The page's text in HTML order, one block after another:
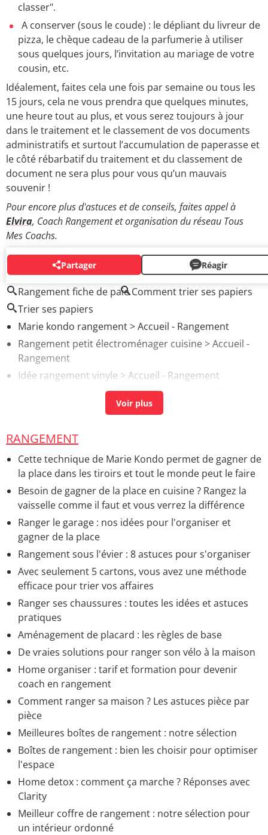
classer".
A conserver (sous le coude) : le dépliant du livreur de
pizza, le chèque cadeau de la parfumerie à utiliser
sous quelques jours, l’invitation au mariage de votre
cousin, etc.
Idéalement, faites cela une fois par semaine ou tous les
15 jours, cela ne vous prendra que quelques minutes,
une heure tout au plus, et vous serez toujours à jour
dans le traitement et le classement de vos documents
administratifs et surtout l’accumulation de paperasse et
le côté rébarbatif du traitement et du classement de
document ne sera plus pour vous qu’un mauvais
souvenir !
Pour encore plus d'astuces et de conseils, faites appel à
Elvira, Coach Rangement et organisation du réseau Tous
Mes Coachs.
Partager Réagir
AUTOUR DU MÊME SUJET
Rangement fiche de paie Comment trier ses papiers
Trier ses papiers
Marie kondo rangement> Accueil - Rangement
Rangement petit électroménager cuisine> Accueil -
Rangement
Idée rangement vinyle > Accueil - Rangement
Renover une cuisine en chène>
Optimisation rangement> Accueil - Astuces
RANGEMENT
Cette technique de Marie Kondo permet de gagner de
la place dans les tiroirs et tout le monde peut le faire
Besoin de gagner de la place en cuisine ? Rangez la
vaisselle comme il faut et vous verrez la différence
Ranger le garage : nos idées pour l'organiser et
gagner de la place
Rangement sous l'évier : 8 astuces pour s'organiser
Avec seulement 5 cartons, vous avez une méthode
efficace pour trier vos affaires
Ranger ses chaussures : toutes les idées et astuces
pratiques
Aménagement de placard : les règles de base
De vraies solutions pour ranger son vélo à la maison
Home organiser : tarif et formation pour devenir
coach en rangement
Comment ranger sa maison ? Les astuces pièce par
pièce
Meilleures boîtes de rangement : notre sélection
Boîtes de rangement : bien les choisir pour optimiser
l'espace
Home detox : comment ça marche ? Réponses avec
Clarity
Meilleur coffre de rangement : notre sélection pour
un intérieur ordonné